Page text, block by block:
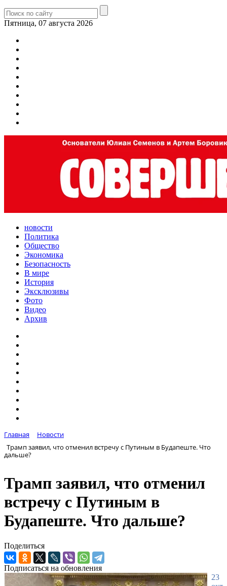
Пятница, 07 августа 2026
новости
Политика
Общество
Экономика
Безопасность
В мире
История
Эксклюзивы
Фото
Видео
Архив
Главная
Новости
Трамп заявил, что отменил встречу с Путиным в Будапеште. Что
дальше?
Трамп заявил, что отменил
встречу с Путиным в
Будапеште. Что дальше?
Поделиться
Подписаться на обновления
23